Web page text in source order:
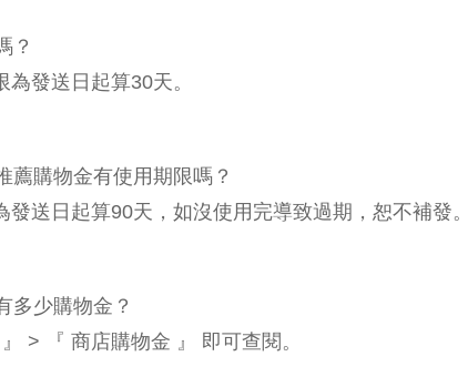
？
發送日起算30天。
薦購物金有使用期限嗎？
送日起算90天，如沒使用完導致過期，恕不補發。
多少購物金？
> 『 商店購物金 』 即可查閱。